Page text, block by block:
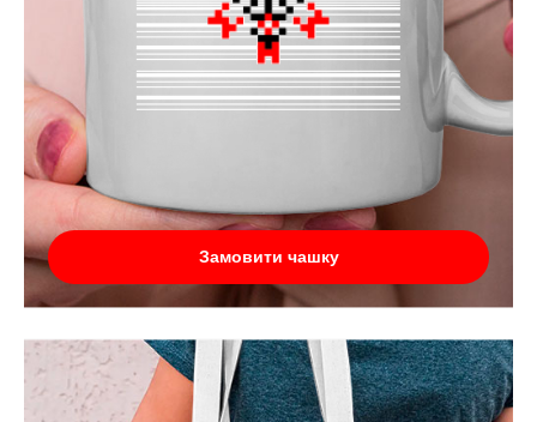
Замовити чашку